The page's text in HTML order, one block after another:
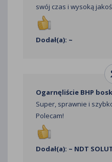
swój czas i wysoką
Dodał(a): ~
Ogarnęliście BHP
Super, sprawnie i
Polecam!
Dodał(a): ~ NDT